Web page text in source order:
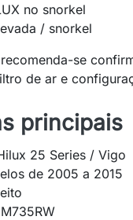
no snorkel
/ snorkel
se
de ar e
principais
25 Series / Vigo
de 2005 a 2015